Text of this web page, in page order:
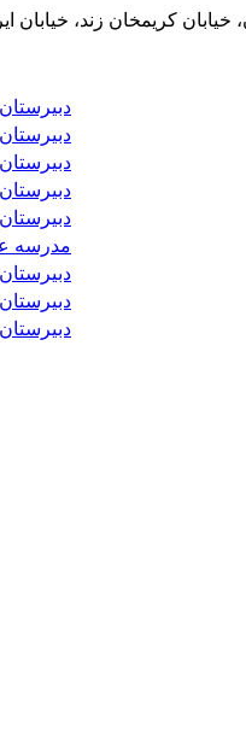
کریمخان زند، خیابان
دبیرستان
مدرسه